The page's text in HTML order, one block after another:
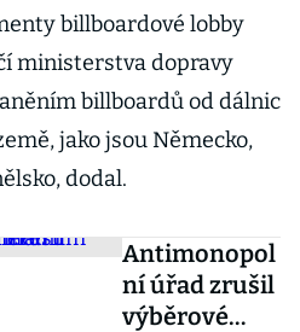
billboardové lobby
ministerstva dopravy
billboardů od dálnic
jako jsou Německo,
dodal.
Antimonopol
ní úřad zrušil
výběrové